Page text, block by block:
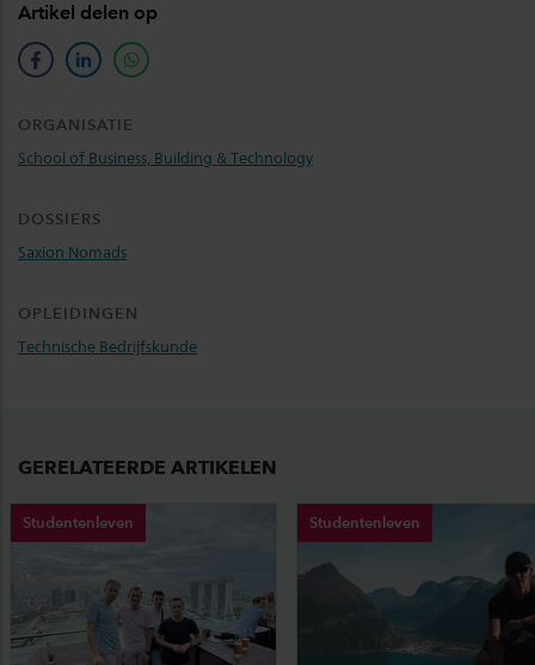
Artikel delen op
facebooklinkedinwhatsapp
ORGANISATIE
School of Business, Building & Technology
DOSSIERS
Saxion Nomads
OPLEIDINGEN
Technische Bedrijfskunde
GERELATEERDE ARTIKELEN
Studentenleven Studentenleven